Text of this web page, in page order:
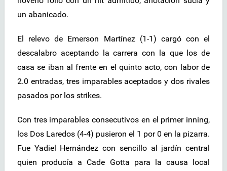
un abanicado.
El relevo de Emerson Martínez (1-1) cargó con el
descalabro aceptando la carrera con la que los de
casa se iban al frente en el quinto acto, con labor de
2.0 entradas, tres imparables aceptados y dos rivales
pasados por los strikes.
Con tres imparables consecutivos en el primer inning,
los Dos Laredos (4-4) pusieron el 1 por 0 en la pizarra.
Fue Yadiel Hernández con sencillo al jardín central
quien producía a Cade Gotta para la causa local